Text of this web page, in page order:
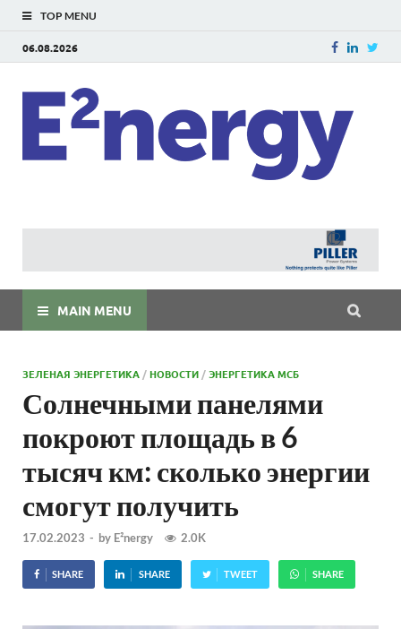
TOP MENU
06.08.2026
MAIN MENU
ЗЕЛЕНАЯ ЭНЕРГЕТИКА /НОВОСТИ /ЭНЕРГЕТИКА МСБ
Солнечными панелями
покроют площадь в 6
тысяч км: сколько энергии
смогут получить
17.02.2023 - by E²nergy 2.0K
SHARE SHARE TWEET SHARE